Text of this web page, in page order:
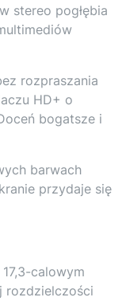
stereo pogłębia
rozpraszania
HD+ o
bogatsze i
barwach
przydaje się
calowym
rozdzielczości